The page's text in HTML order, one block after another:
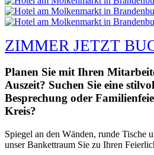
ZIMMER JETZT
Planen Sie mit Ihren
Auszeit? Suchen Sie eine
Besprechung oder
Kreis?
Spiegel an den Wänden, runde Tische
unser Bankettraum Sie zu Ihren